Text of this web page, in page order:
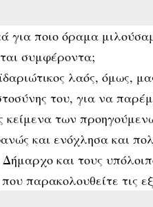
για ποιο όραμα
συμφέροντα;
λαός, όμως,
του, για να
κείμενα των
και ενόχλησα και
και τους
που παρακολουθείτε τις